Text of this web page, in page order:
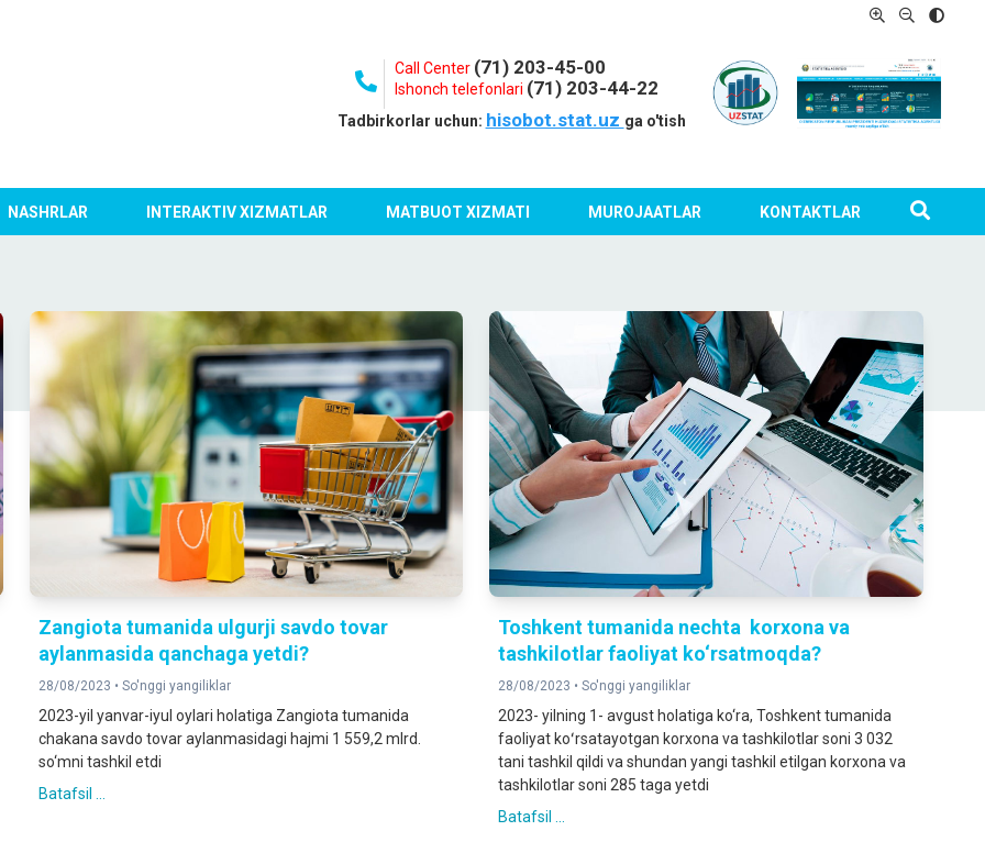
Call Center (71) 203-45-00
Ishonch telefonlari (71) 203-44-22
Tadbirkorlar uchun: hisobot.stat.uz ga o'tish
NASHRLAR INTERAKTIV XIZMATLAR MATBUOT XIZMATI MUROJAATLAR KONTAKTLAR
Zangiota tumanida ulgurji savdo tovar
aylanmasida qanchaga yetdi?
28/08/2023 • So'nggi yangiliklar
2023-yil yanvar-iyul oylari holatiga Zangiota tumanida
chakana savdo tovar aylanmasidagi hajmi 1 559,2 mlrd.
so‘mni tashkil etdi
Batafsil ...
Toshkent tumanida nechta korxona va
tashkilotlar faoliyat ko‘rsatmoqda?
28/08/2023 •So'nggi yangiliklar
2023- yilning 1- avgust holatiga ko‘ra, Toshkent tumanida
faoliyat koʻrsatayotgan korxona va tashkilotlar soni 3 032
tani tashkil qildi va shundan yangi tashkil etilgan korxona va
tashkilotlar soni 285 taga yetdi
Batafsil ...